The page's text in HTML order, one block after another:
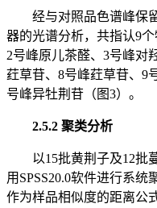
经与对照品色谱峰保
器的光谱分析，共指认9
2号峰原儿茶醛、3号峰对
荭草苷、8号峰荭草苷、9
号峰异牡荆苷（图3）。
2.5.2 聚类分析
以15批黄荆子及12批
用SPSS20.0软件进行系
作为样品相似度的距离公